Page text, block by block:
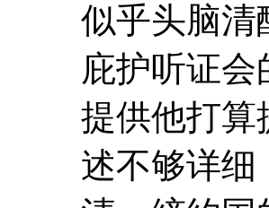
似乎头脑清
庇护听证
提供他打算
述不够详细